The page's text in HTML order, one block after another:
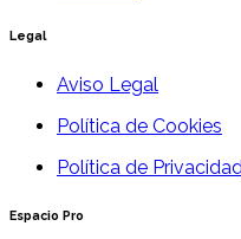
Legal
Aviso Legal
Política de Cookies
Política de Privacidad
Espacio Pro